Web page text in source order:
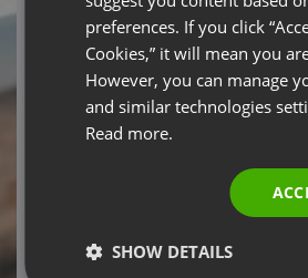
webinarium przez ClickMeeting Sp. z o.o. (jest
ale niezbędne do wzięcia udziału w
Required fields
REGISTER
your registration confirmation
preferences. If you click
Cookies,” it will mean you
However, you can manage
and similar technologies
Read more.
SHOW DETAILS